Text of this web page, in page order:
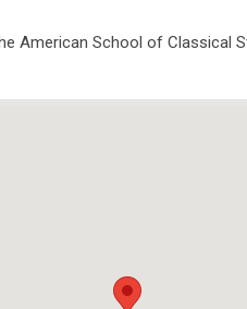
American School of Classical